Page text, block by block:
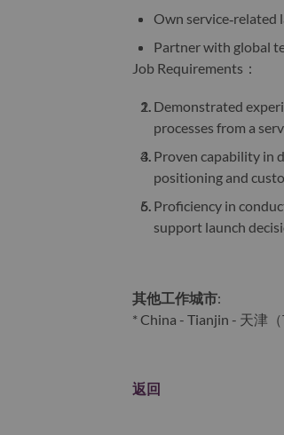
Own service‑related
Partner with global
Job Requirements：
Demonstrated
processes from a
Proven capability in
positioning and
Proficiency in
support launch
其他工作城市:
* China - Tianjin - 天津（
返回